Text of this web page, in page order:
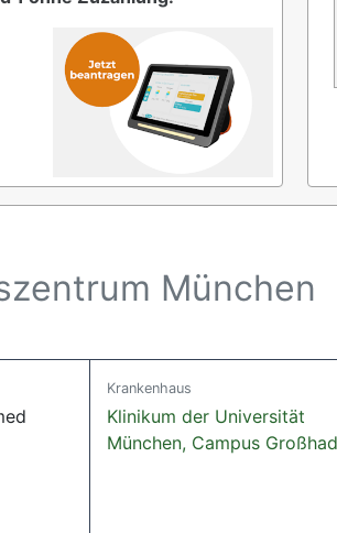
München
Krankenhaus
Klinikum der Universität
München, Campus